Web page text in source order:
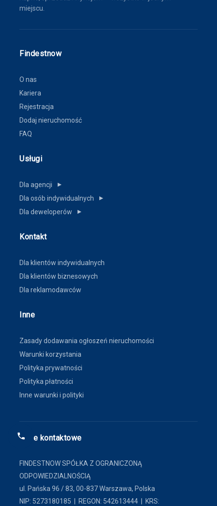
miejscu.
Findestnow
O nas
Kariera
Rejestracja
Dodaj nieruchomość
FAQ
Usługi
Dla agencji ▼
Dla osób indywidualnych ▼
Dla deweloperów ▼
Kontakt
Dla klientów indywidualnych
Dla klientów biznesowych
Dla reklamodawców
Inne
Zasady dodawania ogłoszeń nieruchomości
Warunki korzystania
Polityka prywatności
Polityka płatności
Inne warunki i polityki
Dane kontaktowe
FINDESTNOW SPÓŁKA Z OGRANICZONĄ
ODPOWIEDZIALNOŚCIĄ
ul. Pańska 96 / 83, 00-837 Warszawa, Polska
NIP: 5273180185 | REGON: 542613444 | KRS: